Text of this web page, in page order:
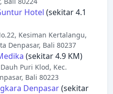
Hotel (sekitar 4.1
Kesiman Kertalangu,
Denpasar, Bali 80237
(sekitar 4.9 KM)
Puri Klod, Kec.
Bali 80223
Denpasar(sekitar